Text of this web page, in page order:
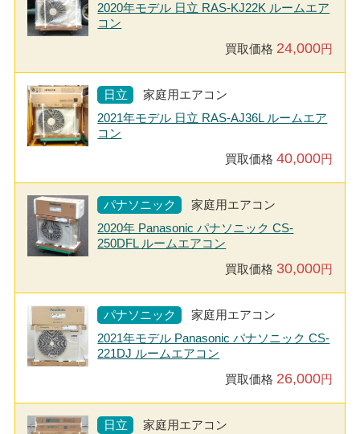
2020年モデル 日立 RAS-KJ22K ルームエア
コン
買取価格 24,000円
日立
家庭用エアコン
2021年モデル 日立 RAS-AJ36L ルームエア
コン
買取価格40,000円
パナソニック
家庭用エアコン
2020年 Panasonic パナソニック CS-
250DFL ルームエアコン
買取価格 30,000円
パナソニック
家庭用エアコン
2021年モデル Panasonic パナソニック CS-
221DJ ルームエアコン
買取価格 26,000円
日立
家庭用エアコン